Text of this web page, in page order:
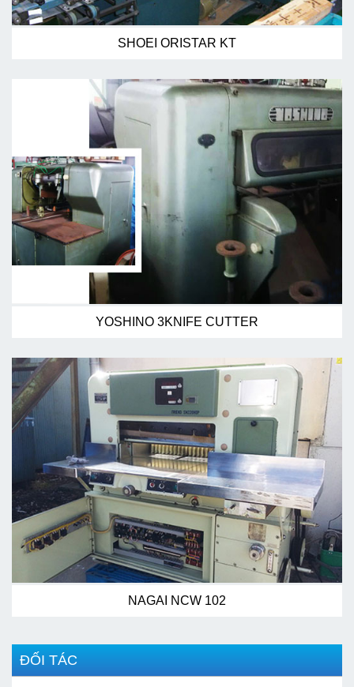
SHOEI ORISTAR KT
YOSHINO 3KNIFE CUTTER
NAGAI NCW 102
ĐỐI TÁC